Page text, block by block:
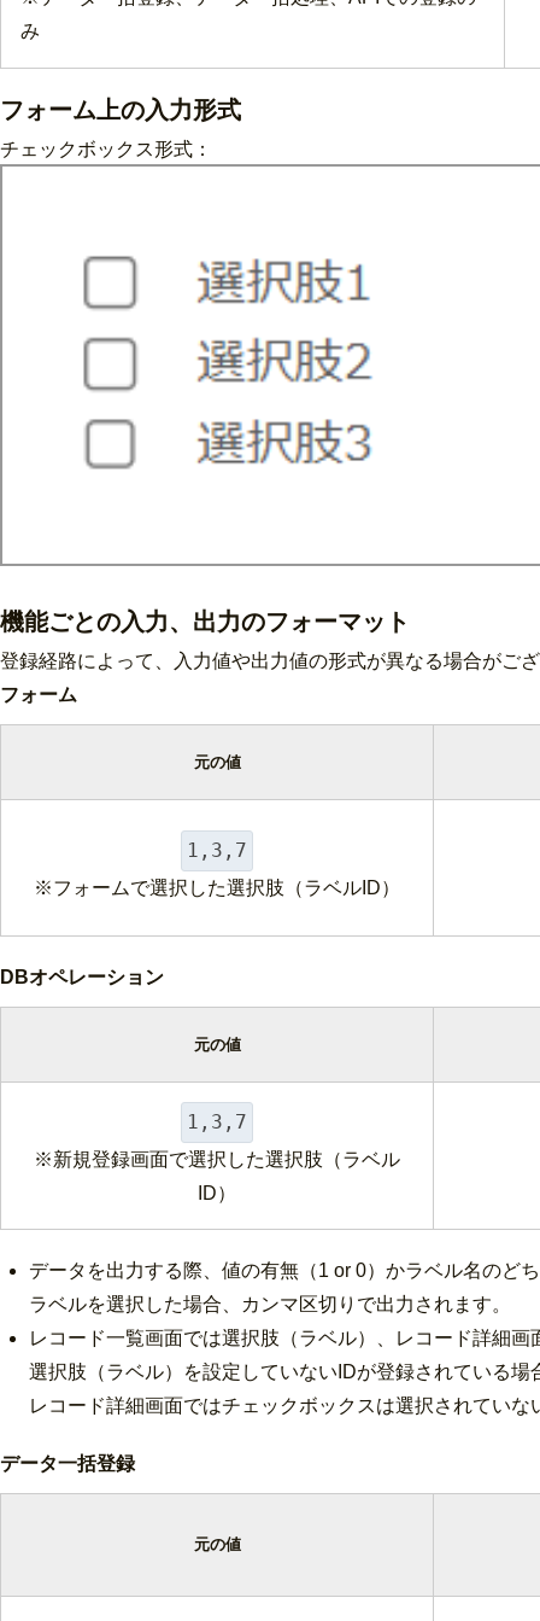
み
フォーム上の入力形式
チェックボックス形式：
機能ごとの入力、出力のフォーマット
登録経路によって、入力値や出力値の形式が異なる場合がご
フォーム
元の値
1,3,7
※フォームで選択した選択肢（ラベルID）
DBオペレーション
元の値
1,3,7
※新規登録画面で選択した選択肢（ラベル
ID）
データを出力する際、値の有無（1 or 0）かラベル名のど
ラベルを選択した場合、カンマ区切りで出力されます。
レコード一覧画面では選択肢（ラベル）、レコード詳細
選択肢（ラベル）を設定していないIDが登録されている
レコード詳細画面ではチェックボックスは選択されていな
データ一括登録
元の値